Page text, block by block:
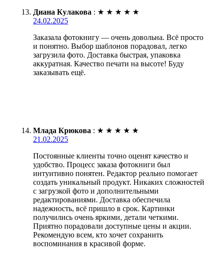
Диана Кулакова : ★ ★ ★ ★ ★
24.02.2025
Заказала фотокнигу — очень довольна. Всё просто
и понятно. Выбор шаблонов порадовал, легко
загрузила фото. Доставка быстрая, упаковка
аккуратная. Качество печати на высоте! Буду
заказывать ещё.
Млада Крюкова : ★ ★ ★ ★ ★
21.02.2025
Постоянные клиенты точно оценят качество и
удобство. Процесс заказа фотокниги был
интуитивно понятен. Редактор реально помогает
создать уникальный продукт. Никаких сложностей
с загрузкой фото и дополнительными
редактированиями. Доставка обеспечила
надежность, всё пришло в срок. Картинки
получились очень яркими, детали четкими.
Приятно порадовали доступные цены и акции.
Рекомендую всем, кто хочет сохранить
воспоминания в красивой форме.